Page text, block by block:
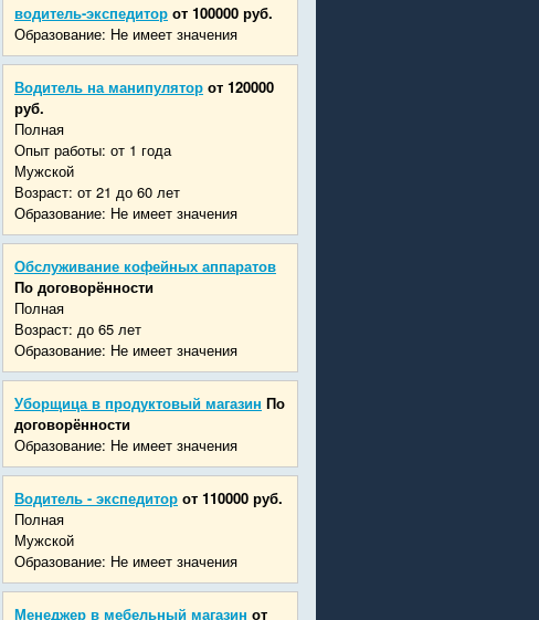
водитель-экспедитор от 100000 руб.
Образование: Не имеет значения
Водитель на манипулятор от 120000
руб.
Полная
Опыт работы: от 1 года
Мужской
Возраст: от 21 до 60 лет
Образование: Не имеет значения
Обслуживание кофейных аппаратов
По договорённости
Полная
Возраст: до 65 лет
Образование: Не имеет значения
Уборщица в продуктовый магазин По
договорённости
Образование: Не имеет значения
Водитель - экспедитор от 110000 руб.
Полная
Мужской
Образование: Не имеет значения
Менеджер в мебельный магазин от